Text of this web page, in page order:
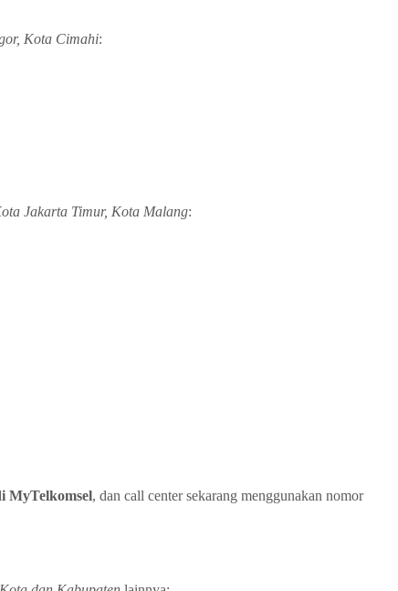
Kota Cimahi:
Jakarta Timur, Kota Malang:
MyTelkomsel, dan call center sekarang menggunakan nomor